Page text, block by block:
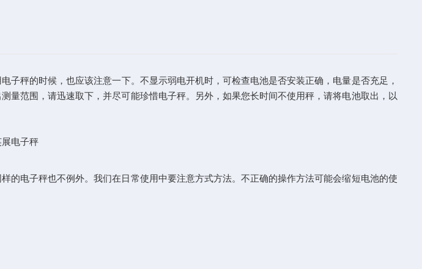
秤的时候，也应该注意一下。不显示弱电开机时，可检查电池是否安装正确，电量是否充足，
范围，请迅速取下，并尽可能珍惜电子秤。另外，如果您长时间不使用秤，请将电池取出，以
电子秤也不例外。我们在日常使用中要注意方式方法。不正确的操作方法可能会缩短电池的使